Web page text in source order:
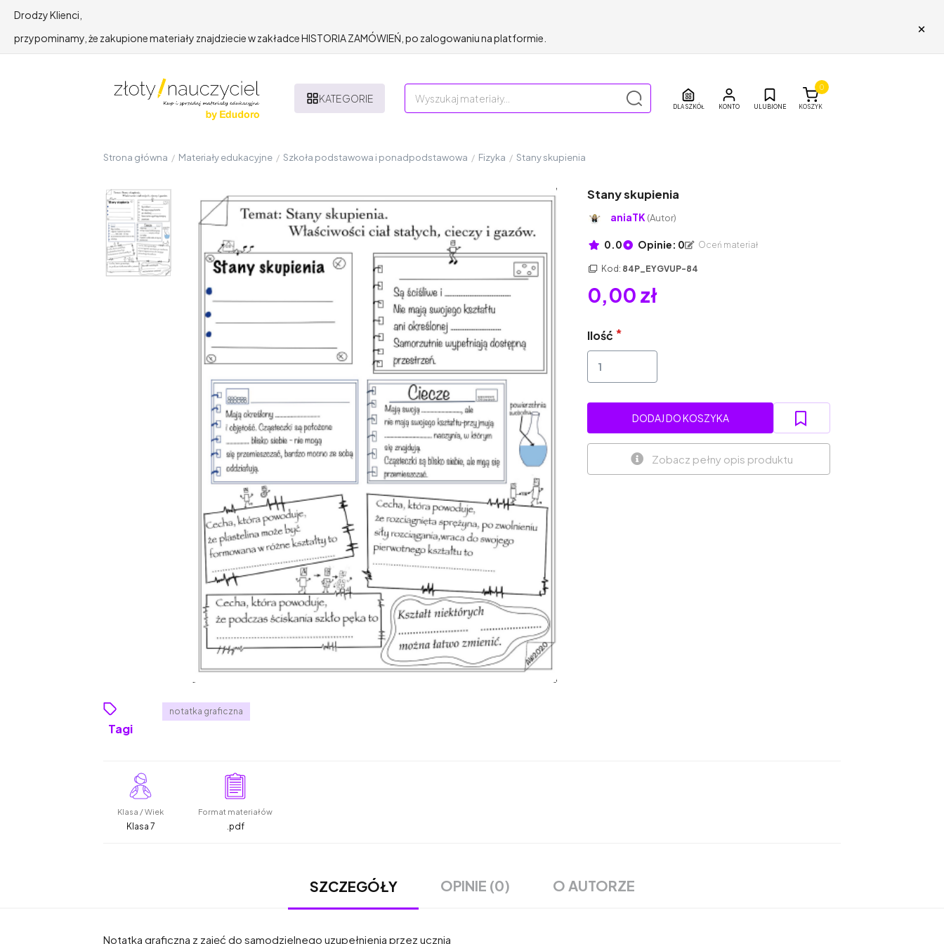
Drodzy Klienci,
przypominamy, że zakupione materiały znajdziecie w zakładce HISTORIA ZAMÓWIEŃ, po zalogowaniu na platformie.
×
KATEGORIE
DLA SZKÓŁ ULUBIONE KOSZYK
0
Strona główna / Materiały edukacyjne / Szkoła podstawowa i ponadpodstawowa / Fizyka / Stany skupienia
Tagi
notatka graficzna
Stany skupienia
aniaTK (Autor)
0.0 Opinie: 0 Oceń materiał
Kod: 84P_EYGVUP-84
0,00 zł
Ilość
DODAJ DO KOSZYKA
Zobacz pełny opis produktu
Klasa / Wiek
Klasa 7
Format materiałów
.pdf
SZCZEGÓŁY OPINIE (0) O AUTORZE
Notatka graficzna z zajęć do samodzielnego uzupełnienia przez ucznia